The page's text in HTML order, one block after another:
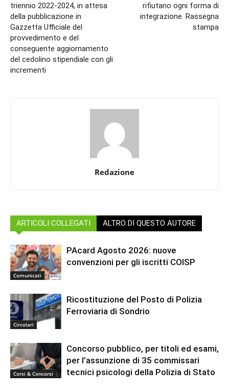
triennio 2022-2024, in attesa
della pubblicazione in
Gazzetta Ufficiale del
provvedimento e del
conseguente aggiornamento
del cedolino stipendiale con gli
incrementi
rifiutano ogni forma di
integrazione. Rassegna
stampa
Redazione
ARTICOLI COLLEGATI ALTRO DI QUESTO AUTORE
Comunicati
PAcard Agosto 2026: nuove
convenzioni per gli iscritti COISP
Circolari
Ricostituzione del Posto di Polizia
Ferroviaria di Sondrio
Corsi & Concorsi
Concorso pubblico, per titoli ed esami,
per l’assunzione di 35 commissari
tecnici psicologi della Polizia di Stato